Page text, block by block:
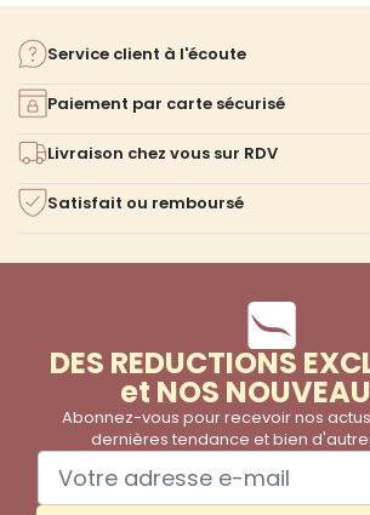
Service client à l'écoute
Paiement par carte sécurisé
Livraison chez vous sur RDV
Satisfait ou remboursé
DES REDUCTIONS
et NOS
Abonnez-vous pour recevoir nos
dernières tendance et bien